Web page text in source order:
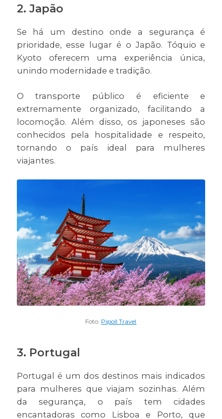
2. Japão
Se há um destino onde a segurança é
prioridade, esse lugar é o Japão. Tóquio e
Kyoto oferecem uma experiência única,
unindo modernidade e tradição.
O transporte público é eficiente e
extremamente organizado, facilitando a
locomoção. Além disso, os japoneses são
conhecidos pela hospitalidade e respeito,
tornando o país ideal para mulheres
viajantes.
Foto: Pipoll Travel
3. Portugal
Portugal é um dos destinos mais indicados
para mulheres que viajam sozinhas. Além
da segurança, o país tem cidades
encantadoras como Lisboa e Porto, que